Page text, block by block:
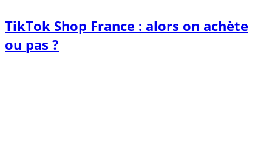
TikTok Shop France : alors on achète
ou pas ?